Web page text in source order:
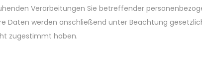
Verarbeitungen Sie betreffender
Daten werden anschließend unter Beachtung
zugestimmt haben.